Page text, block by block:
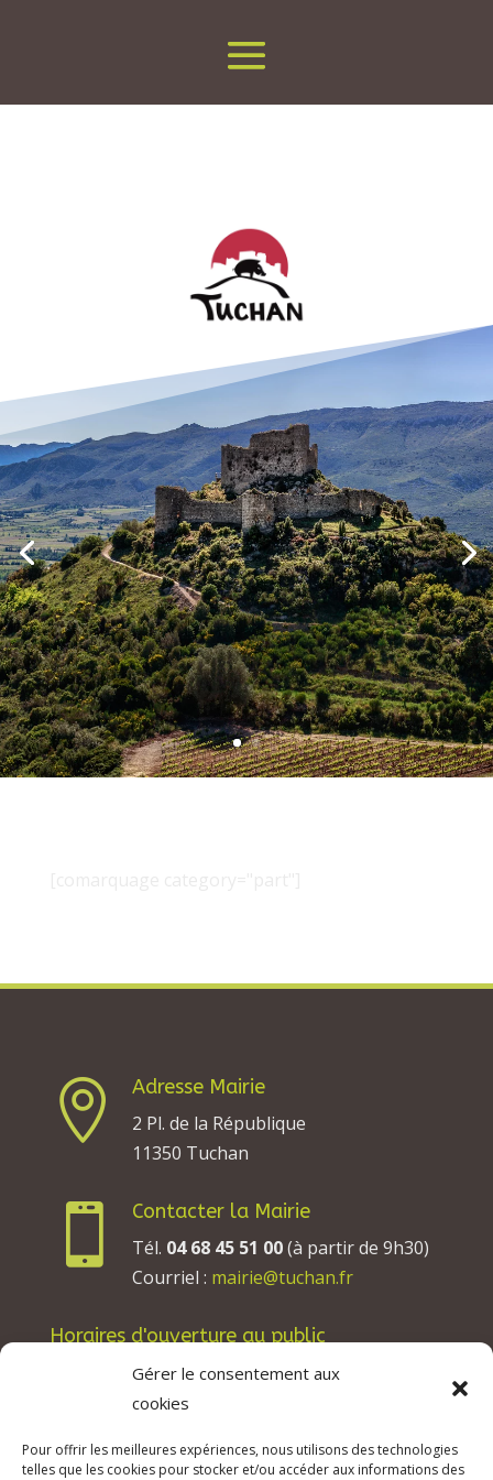
Gérer le consentement aux
cookies
Pour offrir les meilleures expériences, nous utilisons des technologies
telles que les cookies pour stocker et/ou accéder aux informations des

Adresse Mairie
2 Pl. de la République
11350 Tuchan

Contacter la Mairie
Tél. 04 68 45 51 00(à partir de 9h30)
Courriel : mairie@tuchan.fr
Horaires d'ouverture au public
Les lundis, mardis et jeudis : de 8h à 12h et de
13h30 à 17h30.
Les vendredis : de 8h à 12h.